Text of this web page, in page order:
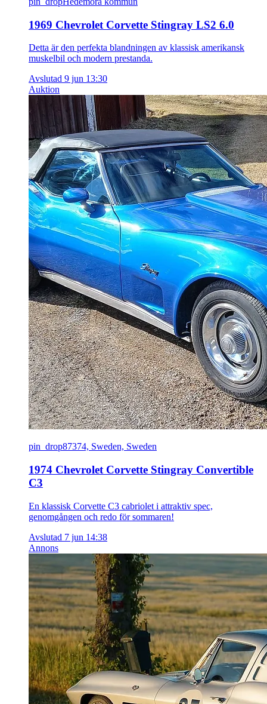
1969 Chevrolet Corvette Stingray LS2 6.0
Detta är den perfekta blandningen av klassisk amerikansk
muskelbil och modern prestanda.
Avslutad 9 jun 13:30
Auktion
pin_drop87374, Sweden, Sweden
1974 Chevrolet Corvette Stingray Convertible
C3
En klassisk Corvette C3 cabriolet i attraktiv spec,
genomgången och redo för sommaren!
Avslutad 7 jun 14:38
Annons